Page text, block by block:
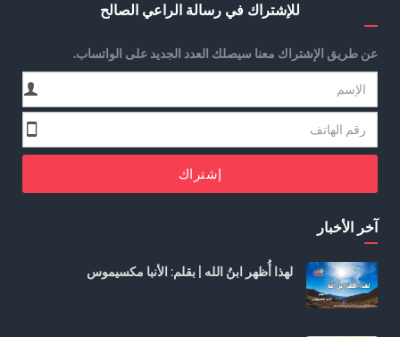
للإشتراك في رسالة الراعي الصالح
عن طريق الإشتراك معنا سيصلك العدد الجديد على الواتساب.
إشتراك
آخر الأخبار
لهذا أُظهر ابنُ الله | بقلم: الأنبا مكسيموس